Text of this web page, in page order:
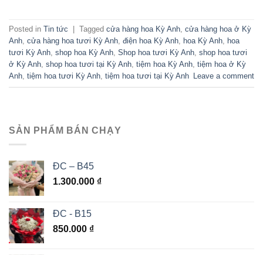
Posted in Tin tức Tagged cửa hàng hoa Kỳ Anh cửa hàng hoa ở Kỳ
Anh cửa hàng hoa tươi Kỳ Anh điện hoa Kỳ Anh hoa Kỳ Anh
hoa
tươi Kỳ Anh shop hoa Kỳ Anh Shop hoa tươi Kỳ Anh shop hoa tươi
ở Kỳ Anh shop hoa tươi tại Kỳ Anh tiệm hoa Kỳ Anh tiệm hoa ở Kỳ
Anh tiệm hoa tươi Kỳ Anh tiệm hoa tươi tại Kỳ Anh Leave a comment
SẢN PHẨM BÁN CHẠY
ĐC – B45
1.300.000 ₫
ĐC - B15
850.000 ₫